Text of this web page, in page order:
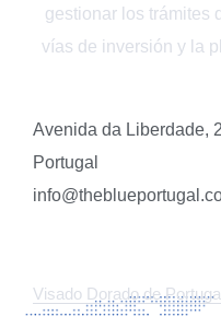
gestionar los trámites
vías de inversión y la
Avenida da Liberdade,
Portugal
Visado Dorado de